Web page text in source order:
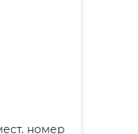
номер